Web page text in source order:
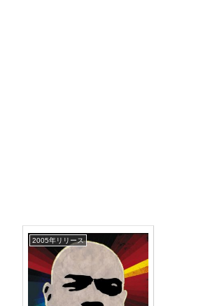
2005年リリース